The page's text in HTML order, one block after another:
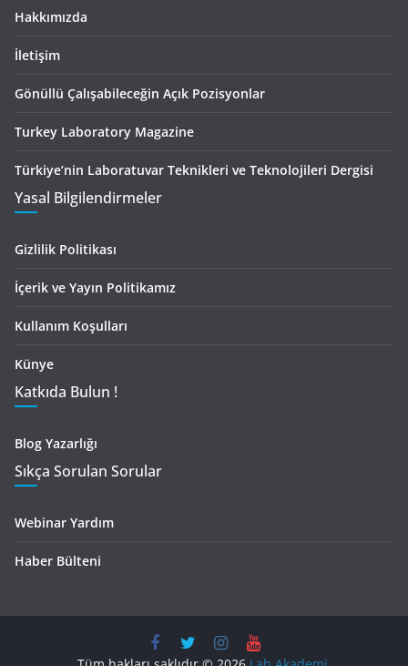
Hakkımızda
İletişim
Gönüllü Çalışabileceğin Açık Pozisyonlar
Turkey Laboratory Magazine
Türkiye’nin Laboratuvar Teknikleri ve Teknolojileri Dergisi
Yasal Bilgilendirmeler
Gizlilik Politikası
İçerik ve Yayın Politikamız
Kullanım Koşulları
Künye
Katkıda Bulun !
Blog Yazarlığı
Sıkça Sorulan Sorular
Webinar Yardım
Haber Bülteni